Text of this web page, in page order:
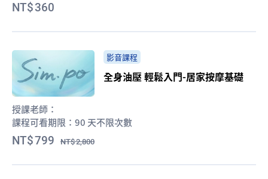
360
影音課程
全身油壓 輕鬆入門-居家按摩基礎
授課老師：
課程可看期限： 90 天不限次數
799 2,800